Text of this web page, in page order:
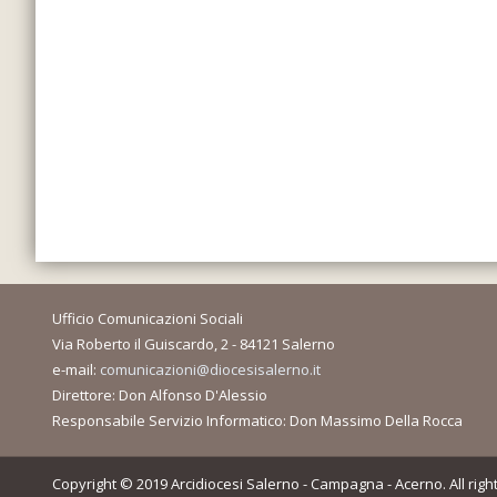
Ufficio Comunicazioni Sociali
Via Roberto il Guiscardo, 2 - 84121 Salerno
e-mail: comunicazioni@diocesisalerno.it
Direttore: Don Alfonso D'Alessio
Responsabile Servizio Informatico: Don Massimo Della Rocca
Copyright © 2019 Arcidiocesi Salerno - Campagna - Acerno. All